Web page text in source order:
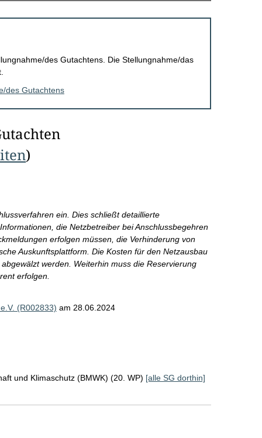
des Gutachtens. Die Stellungnahme/das
des Gutachtens
)
ein. Dies schließt detaillierte
die Netzbetreiber bei Anschlussbegehren
erfolgen müssen, die Verhinderung von
Auskunftsplattform. Die Kosten für den Netzausbau
werden. Weiterhin muss die Reservierung
erfolgen.
(R002833) am 28.06.2024
und Klimaschutz (BMWK) (20. WP) [alle SG dorthin]